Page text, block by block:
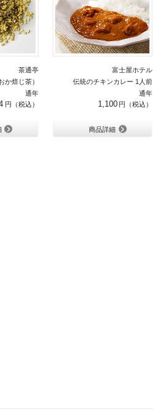
茶通亭
か焙じ茶）
通年
富士屋ホテル
伝統のチキンカレー 1人前
通年
1,100
商品詳細